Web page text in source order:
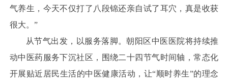
气养生，今天不仅打了八段锦还亲自试了耳穴，真是收获
很大。”
从节气出发，以服务落脚。朝阳区中医医院将持续推
动中医药服务下沉社区，围绕二十四节气时间轴，常态化
开展贴近居民生活的中医健康活动，让“顺时养生”的理念